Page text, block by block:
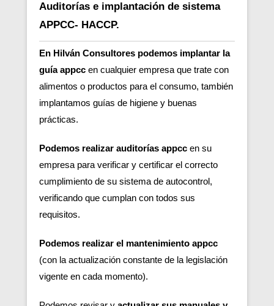
Auditorías e implantación de sistema
APPCC- HACCP.
En Hilván Consultores podemos implantar la
guía appcc en cualquier empresa que trate con
alimentos o productos para el consumo, también
implantamos guías de higiene y buenas
prácticas.
Podemos realizar auditorías appcc en su
empresa para verificar y certificar el correcto
cumplimiento de su sistema de autocontrol,
verificando que cumplan con todos sus
requisitos.
Podemos realizar el mantenimiento appcc
(con la actualización constante de la legislación
vigente en cada momento).